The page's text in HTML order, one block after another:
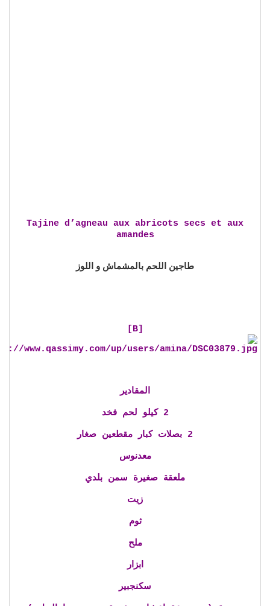
Tajine d’agneau aux abricots secs et aux
amandes
طاجين اللحم بالمشماش و اللوز
[B]
المقادير
2 كيلو لحم فخد
2 بصلات كبار مقطعين صغار
معدنوس
ملعقة صغيرة سمن بلدي
زيت
ثوم
ملح
ابزار
سكنجبير